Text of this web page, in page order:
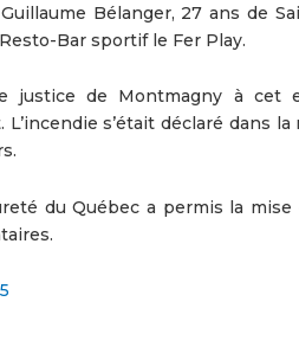
Bélanger, 27 ans de
Bar sportif le Fer Play.
justice de Montmagny à
s’était déclaré dans
du Québec a permis la